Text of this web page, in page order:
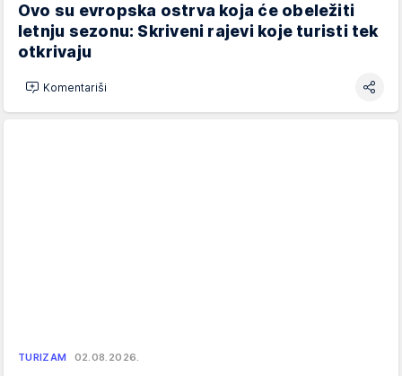
Ovo su evropska ostrva koja će obeležiti
letnju sezonu: Skriveni rajevi koje turisti tek
otkrivaju
Komentariši
TURIZAM 02.08.2026.